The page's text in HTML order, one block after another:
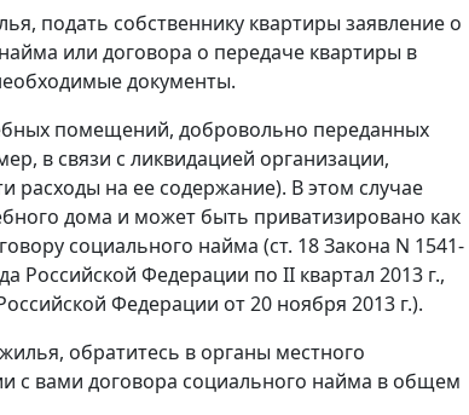
подать собственнику квартиры заявление о
или договора о передаче квартиры в
документы.
помещений, добровольно переданных
в связи с ликвидацией организации,
расходы на ее содержание). В этом случае
дома и может быть приватизировано как
социального найма (ст. 18 Закона N 1541-
Российской Федерации по II квартал 2013 г.,
Федерации от 20 ноября 2013 г.).
обратитесь в органы местного
с вами договора социального найма в общем